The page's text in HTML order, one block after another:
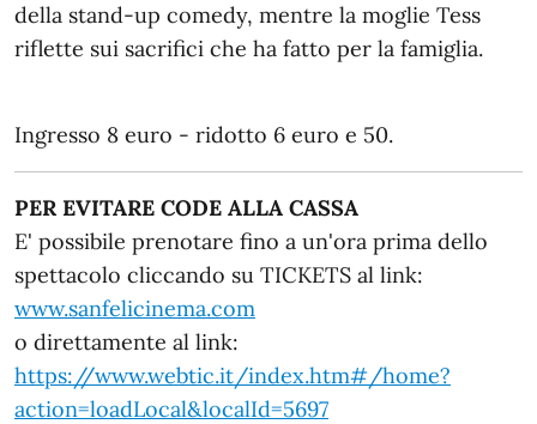
della stand-up comedy, mentre la moglie Tess
riflette sui sacrifici che ha fatto per la famiglia.
Ingresso 8 euro - ridotto 6 euro e 50.
PER EVITARE CODE ALLA CASSA
E' possibile prenotare fino a un'ora prima dello
spettacolo cliccando su TICKETS al link:
www.sanfelicinema.com
o direttamente al link:
https://www.webtic.it/index.htm#/home?
action=loadLocal&localId=5697